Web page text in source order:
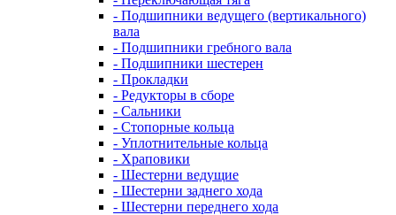
- Подшипники ведущего (вертикального)
вала
- Подшипники гребного вала
- Подшипники шестерен
- Прокладки
- Редукторы в сборе
- Сальники
- Стопорные кольца
- Уплотнительные кольца
- Храповики
- Шестерни ведущие
- Шестерни заднего хода
- Шестерни переднего хода